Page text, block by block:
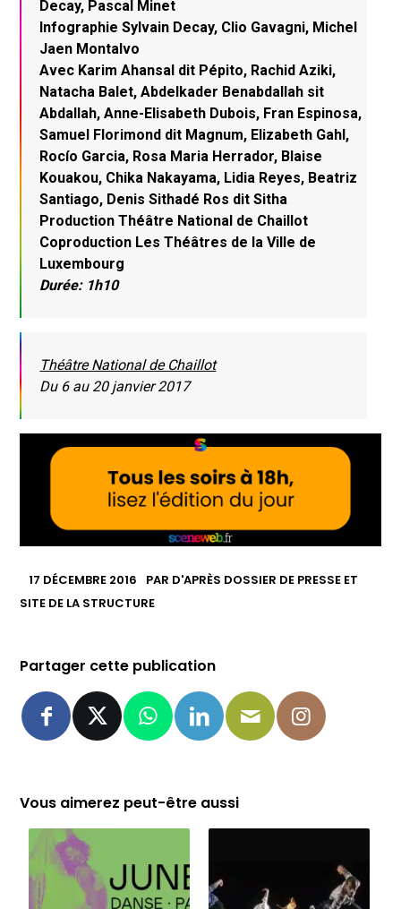
Decay, Pascal Minet
Infographie Sylvain Decay, Clio Gavagni, Michel
Jaen Montalvo
Avec Karim Ahansal dit Pépito, Rachid Aziki,
Natacha Balet, Abdelkader Benabdallah sit
Abdallah, Anne-Elisabeth Dubois, Fran Espinosa,
Samuel Florimond dit Magnum, Elizabeth Gahl,
Rocío Garcia, Rosa Maria Herrador, Blaise
Kouakou, Chika Nakayama, Lidia Reyes, Beatriz
Santiago, Denis Sithadé Ros dit Sitha
Production Théâtre National de Chaillot
Coproduction Les Théâtres de la Ville de
Luxembourg
Durée: 1h10
Théâtre National de Chaillot
Du 6 au 20 janvier 2017
17 DÉCEMBRE 2016 PAR D'APRÈS DOSSIER DE PRESSE ET
SITE DE LA STRUCTURE
Partager cette publication
Vous aimerez peut-être aussi